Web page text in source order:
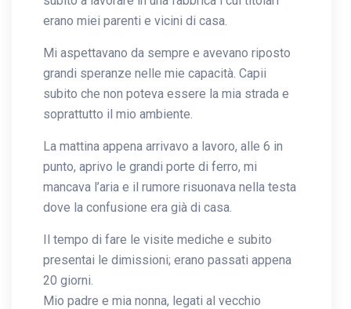
erano miei parenti e vicini di casa.
Mi aspettavano da sempre e avevano riposto
grandi speranze nelle mie capacità. Capii
subito che non poteva essere la mia strada e
soprattutto il mio ambiente.
La mattina appena arrivavo a lavoro, alle 6 in
punto, aprivo le grandi porte di ferro, mi
mancava l’aria e il rumore risuonava nella testa
dove la confusione era già di casa.
Il tempo di fare le visite mediche e subito
presentai le dimissioni; erano passati appena
20 giorni.
Mio padre e mia nonna, legati al vecchio